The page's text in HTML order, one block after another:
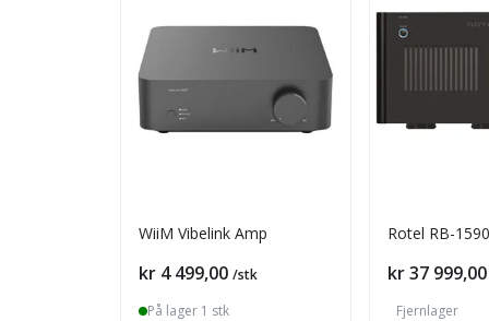
WiiM Vibelink Amp
Pris
kr 4 499,00 /stk
På lager 1 stk
Rotel RB-
Pris
kr 37 999,00
Fjernlager